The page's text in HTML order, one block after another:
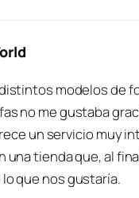
modelos de
no me gustaba
un servicio muy
tienda que, al
que nos gustaría.